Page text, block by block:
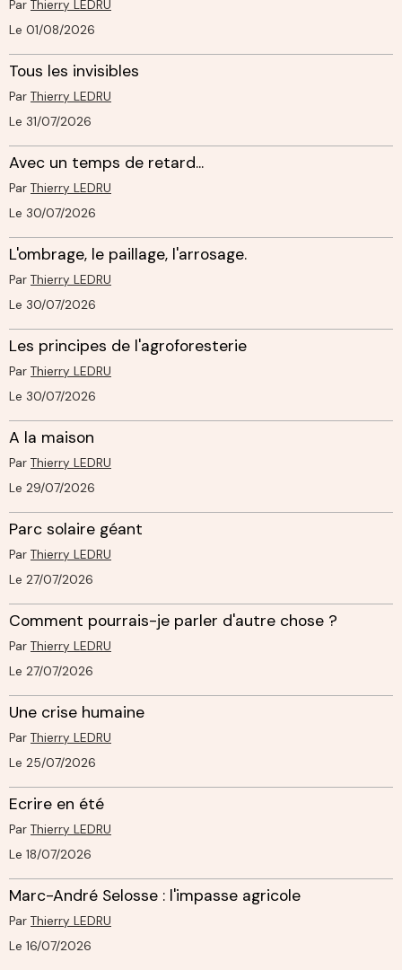
Par Thierry LEDRU
Le 01/08/2026
Tous les invisibles
Par Thierry LEDRU
Le 31/07/2026
Avec un temps de retard...
Par Thierry LEDRU
Le 30/07/2026
L'ombrage, le paillage, l'arrosage.
Par Thierry LEDRU
Le 30/07/2026
Les principes de l'agroforesterie
Par Thierry LEDRU
Le 30/07/2026
A la maison
Par Thierry LEDRU
Le 29/07/2026
Parc solaire géant
Par Thierry LEDRU
Le 27/07/2026
Comment pourrais-je parler d'autre chose ?
Par Thierry LEDRU
Le 27/07/2026
Une crise humaine
Par Thierry LEDRU
Le 25/07/2026
Ecrire en été
Par Thierry LEDRU
Le 18/07/2026
Marc-André Selosse : l'impasse agricole
Par Thierry LEDRU
Le 16/07/2026